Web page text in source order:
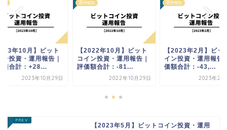
年10月】ビット
ン投資・運用報告｜
額合計：+28...
2023年10月29日
運用報告
【2022年10月】ビット
コイン投資・運用報告｜
評価額合計：-81...
2022年10月29日
運用報告
【2023年2月】ビッ
イン投資・運用報告
価額合計：-43,...
2023年2
【2023年5月】ビットコイン投資・運用